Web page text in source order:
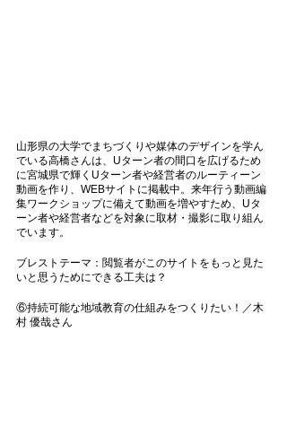
山形県の大学でまちづくりや媒体のデザインを学ん
でいる高橋さんは、Uターン者の間口を広げるため
に宮城県で輝くUターン者や経営者のルーティーン
動画を作り、WEBサイトに掲載中。来年行う動画編
集ワークショップに備えて動画を増やすため、Uタ
ーン者や経営者などを対象に取材・撮影に取り組ん
でいます。
ブレストテーマ：閲覧者がこのサイトをもっと見た
いと思うためにできる工夫は？
⑥持続可能な地域教育の仕組みをつくりたい！／木
村 優哉さん